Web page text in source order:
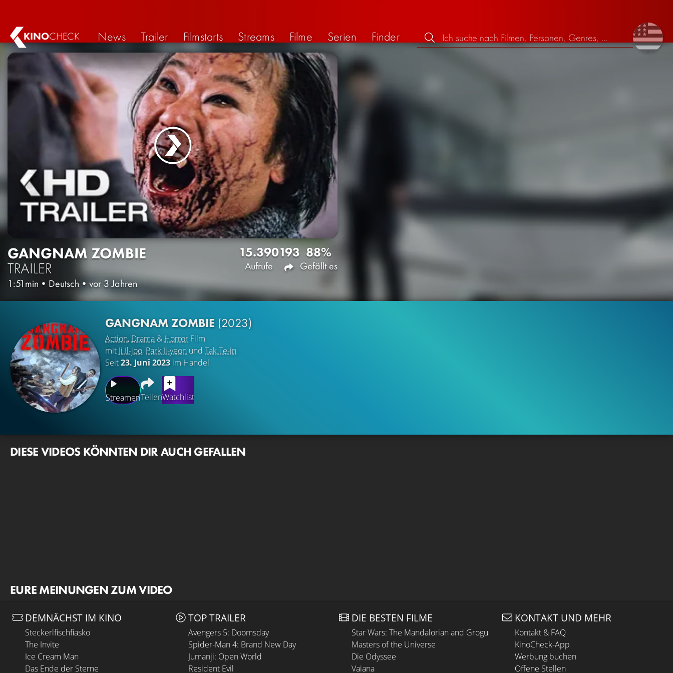
KINOCHECK News Trailer Filmstarts Streams Filme Serien Finder
GANGNAM ZOMBIE
TRAILER
1:51min • Deutsch • vor 3 Jahren
15.390
Aufrufe
193 88%
Gefällt es
GANGNAM ZOMBIE (2023)
Action, Drama & Horror Film
mit Ji Il-joo, Park Ji-yeon und Tak Te-in
Seit23. Juni 2023im Handel
StreamenTeilenWatchlist
DIESE VIDEOS KÖNNTEN DIR AUCH GEFALLEN
EURE MEINUNGEN ZUM VIDEO
DEMNÄCHST IM KINO
Steckerlfischfiasko
The Invite
Ice Cream Man
Das Ende der Sterne
TOP TRAILER
Avengers 5: Doomsday
Spider-Man 4: Brand New Day
Jumanji: Open World
Resident Evil
DIE BESTEN FILME
Star Wars: The Mandalorian and Grogu
Masters of the Universe
Die Odyssee
Vaiana
KONTAKT UND MEHR
Kontakt & FAQ
KinoCheck-App
Werbung buchen
Offene Stellen